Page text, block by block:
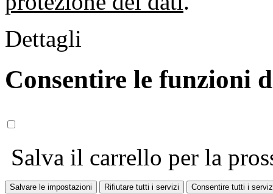
Dettagli
Consentire le funzioni
Salva il carrello per la
Salvare le impostazioni Rifiutare tutti i servizi Consentire tutti i